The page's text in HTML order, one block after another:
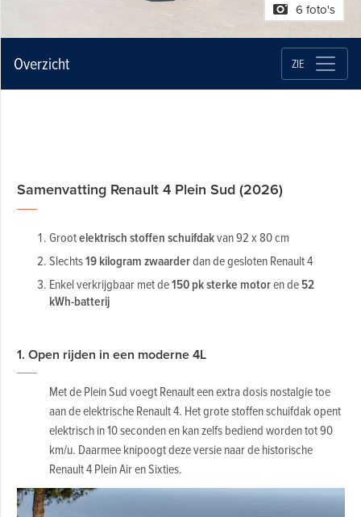
6 foto's
Overzicht ZIE
Samenvatting Renault 4 Plein Sud (2026)
Grootelektrisch stoffen schuifdakvan 92 x 80 cm
Slechts19 kilogram zwaarderdan de gesloten Renault 4
Enkel verkrijgbaar met de150 pk sterke motoren de52
kWh-batterij
1. Open rijden in een moderne 4L
Met de Plein Sud voegt Renault een extra dosis nostalgie toe
aan de elektrische Renault 4. Het grote stoffen schuifdak opent
elektrisch in 10 seconden en kan zelfs bediend worden tot 90
km/u. Daarmee knipoogt deze versie naar de historische
Renault 4 Plein Air en Sixties.